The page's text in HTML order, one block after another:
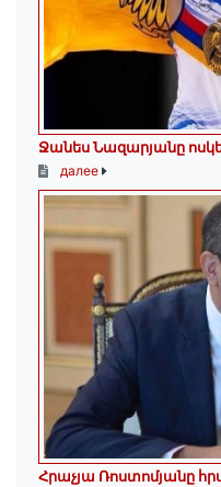
Ջանես Նազարյանը
далее
Հրաչյա Ռոստոմյանը